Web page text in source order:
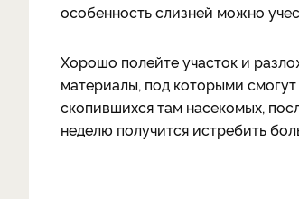
особенность слизней можно
Хорошо полейте участок и
материалы, под которыми
скопившихся там насекомых,
неделю получится истребить